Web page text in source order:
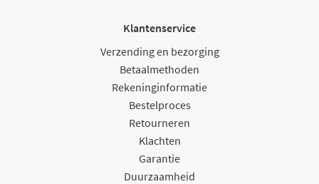
Klantenservice
Verzending en bezorging
Betaalmethoden
Rekeninginformatie
Bestelproces
Retourneren
Klachten
Garantie
Duurzaamheid